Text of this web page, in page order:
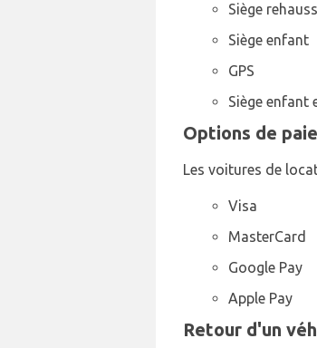
Siège
Siège enfant
GPS
Siège enfant
Options de
Les voitures de
Visa
MasterCard
Google Pay
Apple Pay
Retour d'un